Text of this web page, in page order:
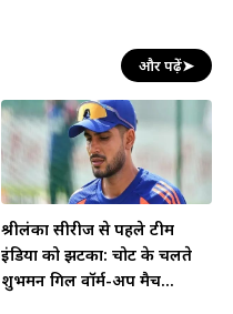
और पढ़ें➤
श्रीलंका सीरीज से पहले टीम
इंडिया को झटका: चोट के चलते
शुभमन गिल वॉर्म-अप मैच...